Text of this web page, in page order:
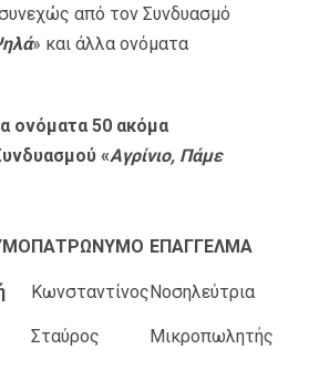
από τον Συνδυασμό
» και άλλα ονόματα
ονόματα 50 ακόμα
«Αγρίνιο, Πάμε
ΠΑΤΡΩΝΥΜΟ ΕΠΑΓΓΕΛΜΑ
ΚωνσταντίνοςΝοσηλεύτρια
Σταύρος Μικροπωλητής